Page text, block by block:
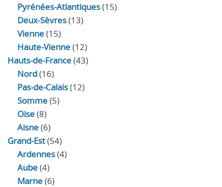
Pyrénées-Atlantiques(15)
Deux-Sèvres(13)
Vienne(15)
Haute-Vienne(12)
Hauts-de-France(43)
Nord(16)
Pas-de-Calais(12)
Somme(5)
Oise(8)
Aisne(6)
Grand-Est(54)
Ardennes(4)
Aube(4)
Marne(6)